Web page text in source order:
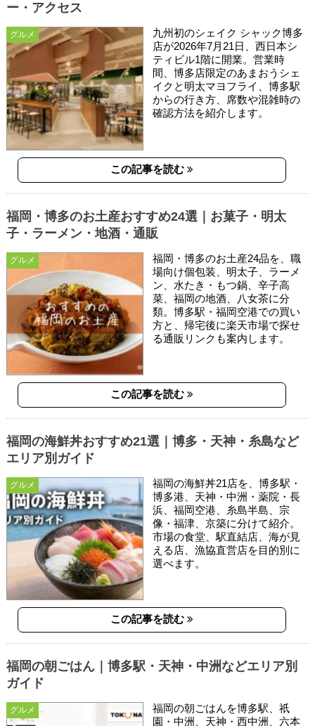
グルメ
ー・アクセス
九州初のシェイク シャック博多
店が2026年7月21日、西日本シ
ティビル1階に開業。営業時
間、博多店限定のあまおうシェ
イクと明太マヨフライ、博多駅
からの行き方、席数や混雑時の
確認方法を紹介します。
この記事を読む
グルメ
福岡・博多のお土産おすすめ24選｜お菓子・明太
子・ラーメン・地酒・通販
福岡・博多のお土産24品を、職
場向け個包装、明太子、ラーメ
ン、水たき・もつ鍋、辛子高
菜、福岡の地酒、八女茶に分
類。博多駅・福岡空港での買い
方と、帰宅後に楽天市場で探せ
る通販リンクも案内します。
この記事を読む
グルメ
福岡の海鮮丼おすすめ21選｜博多・天神・糸島など
エリア別ガイド
福岡の海鮮丼21店を、博多駅・
博多港、天神・中洲・薬院・長
浜、福岡空港、糸島半島、宗
像・福津、京築に分けて紹介。
市場の食堂、駅直結店、海が見
える店、漁協直営店を目的別に
選べます。
この記事を読む
グルメ
福岡の朝ごはん｜博多駅・天神・中洲などエリア別
ガイド
福岡の朝ごはんを博多駅、祇
園・中洲、天神・西中洲、六本